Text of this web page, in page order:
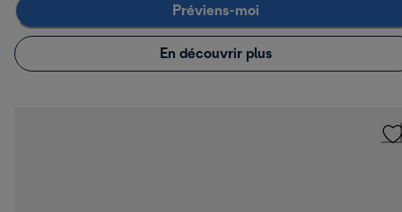
Préviens-moi
En découvrir plus